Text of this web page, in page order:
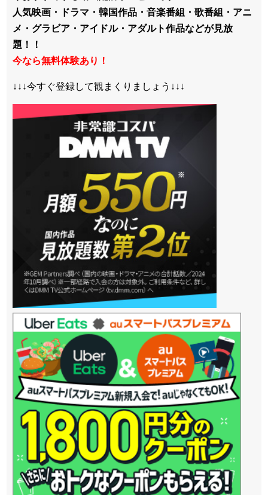
人気映画・ドラマ・韓国作品・音楽番組・歌番組・アニ
メ・グラビア・アイドル・アダルト作品などが見放
題！！
今なら無料体験あり！
↓↓↓今すぐ登録して観まくりましょう↓↓↓